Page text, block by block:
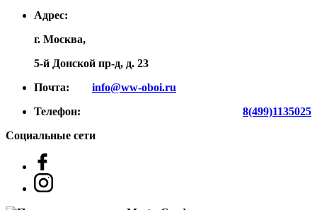
Адрес:
г. Москва,
5-й Донской пр-д, д. 23
Почта: info@ww-oboi.ru
Телефон:
8(499)1135025
Социальные сети